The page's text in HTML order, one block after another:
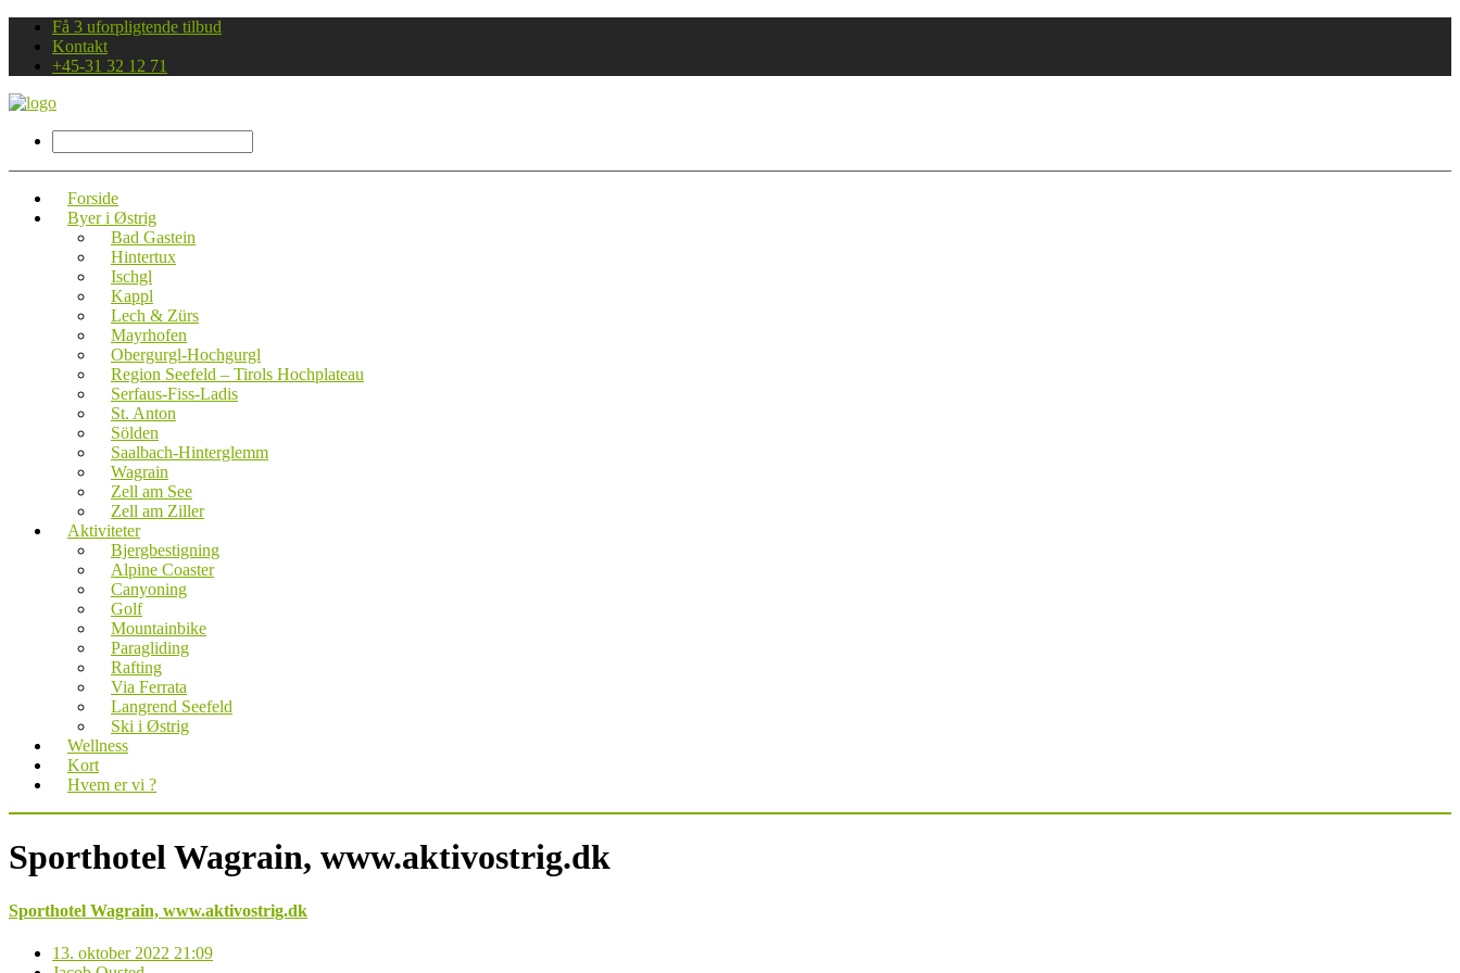
Få 3 uforpligtende tilbud
Kontakt
+45-31 32 12 71
Forside
Byer i Østrig
Bad Gastein
Hintertux
Ischgl
Kappl
Lech & Zürs
Mayrhofen
Obergurgl-Hochgurgl
Region Seefeld – Tirols Hochplateau
Serfaus-Fiss-Ladis
St. Anton
Sölden
Saalbach-Hinterglemm
Wagrain
Zell am See
Zell am Ziller
Aktiviteter
Bjergbestigning
Alpine Coaster
Canyoning
Golf
Mountainbike
Paragliding
Rafting
Via Ferrata
Langrend Seefeld
Ski i Østrig
Wellness
Kort
Hvem er vi ?
Sporthotel Wagrain, www.aktivostrig.dk
Sporthotel Wagrain, www.aktivostrig.dk
13. oktober 2022 21:09